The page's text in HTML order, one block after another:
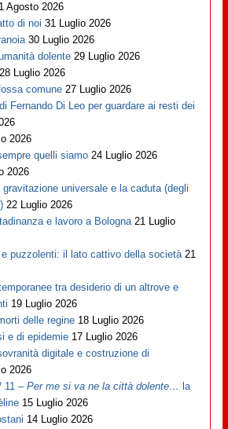
1 Agosto 2026
di noi 31 Luglio 2026
30 Luglio 2026
dolente 29 Luglio 2026
28 Luglio 2026
comune 27 Luglio 2026
Fernando Di Leo per guardare ai resti dei
2026
quelli siamo 24 Luglio 2026
2026
gravitazione universale e la caduta (degli
22 Luglio 2026
e lavoro a Bologna 21 Luglio
puzzolenti: il lato cattivo della società 21
tra desiderio di un altrove e
19 Luglio 2026
delle regine 18 Luglio 2026
e di epidemie 17 Luglio 2026
digitale e costruzione di
2026
11 –Per me si va ne la città dolente… la
15 Luglio 2026
14 Luglio 2026